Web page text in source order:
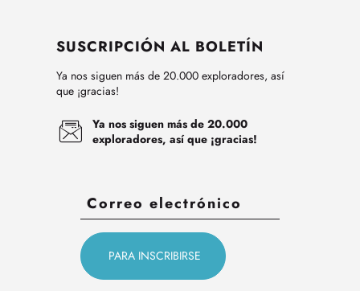
SUSCRIPCIÓN AL BOLETÍN
Ya nos siguen más de 20.000 exploradores, así
que ¡gracias!
Ya nos siguen más de 20.000
exploradores, así que ¡gracias!